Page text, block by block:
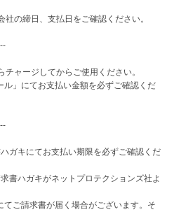
の締日、支払日をご確認ください。
ャージしてからご使用ください。
」にてお支払い金額を必ずご確認くだ
ガキにてお支払い期限を必ずご確認くだ
ハガキがネットプロテクションズ社よ
ご請求書が届く場合がございます。そ